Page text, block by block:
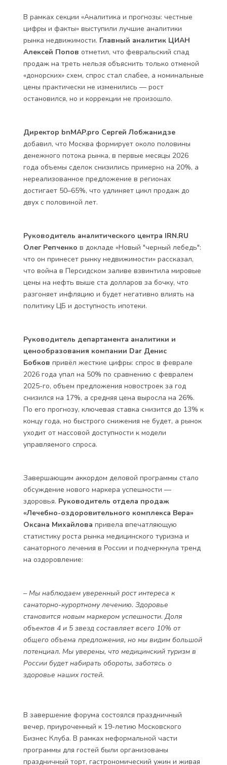
В рамках секции «Аналитика и прогнозы: честные
цифры и факты» выступили лучшие аналитики
рынка недвижимости. Главный аналитик ЦИАН
Алексей Попов отметил, что февральский спад
продаж на треть нельзя объяснить только отменой
«донорских» схем, спрос стал слабее, а номинальные
цены практически не изменились — рост
остановился, но и коррекции не произошло.
Директор bnMAP.pro Сергей Лобжанидзе
добавил, что Москва формирует около половины
денежного потока рынка, в первые месяцы 2026
года объемы сделок снизились примерно на 20%, а
нереализованное предложение в регионах
достигает 50–65%, что удлиняет цикл продаж до
двух с половиной лет.
Руководитель аналитического центра IRN.RU
Олег Репченко в докладе «Новый "черный лебедь":
что он принесет рынку недвижимости» рассказал,
что война в Персидском заливе взвинтила мировые
цены на нефть выше ста долларов за бочку, что
разгоняет инфляцию и будет негативно влиять на
политику ЦБ и доступность ипотеки.
Руководитель департамента аналитики и
ценообразования компании Dar Денис
Бобков привёл жесткие цифры: спрос в феврале
2026 года упал на 50% по сравнению с февралем
2025-го, объем предложения новостроек за год
снизился на 17%, а средняя цена выросла на 26%.
По его прогнозу, ключевая ставка снизится до 13% к
концу года, но быстрого снижения не будет, а рынок
уходит от массовой доступности к модели
управляемого спроса.
Завершающим аккордом деловой программы стало
обсуждение нового маркера успешности —
здоровья. Руководитель отдела продаж
«Лечебно-оздоровительного комплекса Вера»
Оксана Михайлова привела впечатляющую
статистику роста рынка медицинского туризма и
санаторного лечения в России и подчеркнула тренд
на оздоровление:
– Мы наблюдаем уверенный рост интереса к
санаторно-курортному лечению. Здоровье
становится новым маркером успешности. Доля
объектов 4 и 5 звезд составляет всего 10% от
общего объема предложения, но мы видим большой
потенциал. Мы уверены, что медицинский туризм в
России будет набирать обороты, заботясь о
здоровье наших гостей.
В завершение форума состоялся праздничный
вечер, приуроченный к 19-летию Московского
Бизнес Клуба. В рамках неформальной части
программы для гостей были организованы
праздничный торт, гастрономический ужин и живая